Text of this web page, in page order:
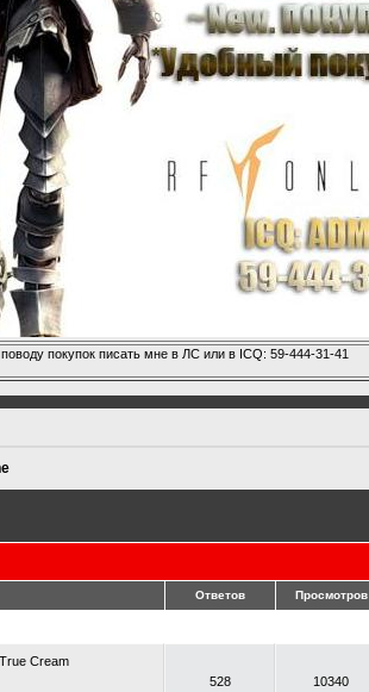
покупок писать мне в ЛС или в ICQ: 59-444-31-41
Ответов Просмотров
True Cream
528 10340